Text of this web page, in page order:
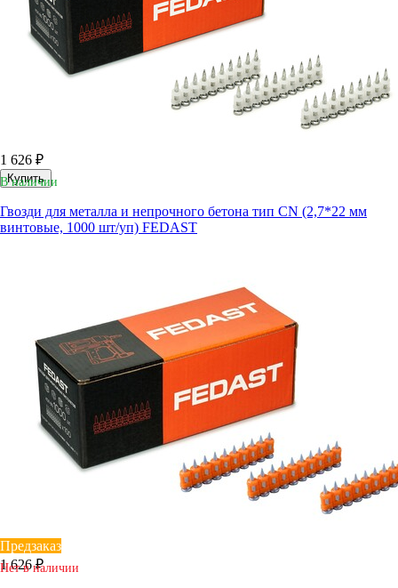
1 626 ₽
Купить
В наличии
Гвозди для металла и непрочного бетона тип CN (2,7*22 мм
винтовые, 1000 шт/уп) FEDAST
Предзаказ
1 626 ₽
Нет в наличии